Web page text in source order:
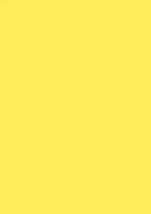
studierte
und Szenisches
Berlin.